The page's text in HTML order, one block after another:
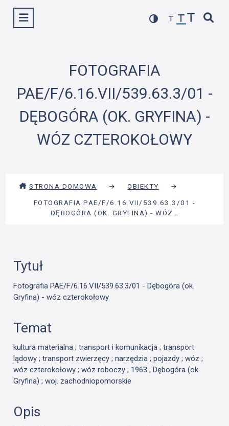
Wyświetl menu
FOTOGRAFIA
PAE/F/6.16.VII/539.63.3/01 -
DĘBOGÓRA (OK. GRYFINA) -
WÓZ CZTEROKOŁOWY
STRONA DOMOWA → OBIEKTY
→
FOTOGRAFIA PAE/F/6.16.VII/539.63.3/01 -
DĘBOGÓRA (OK. GRYFINA) - WÓZ…
Tytuł
Fotografia PAE/F/6.16.VII/539.63.3/01 - Dębogóra (ok.
Gryfina) - wóz czterokołowy
Temat
kultura materialna ; transport i komunikacja ; transport
lądowy ; transport zwierzęcy ; narzędzia ; pojazdy ; wóz ;
wóz czterokołowy ; wóz roboczy ; 1963 ; Dębogóra (ok.
Gryfina) ; woj. zachodniopomorskie
Opis